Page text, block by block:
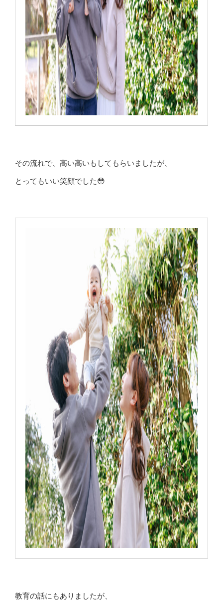
その流れで、高い高いもしてもらいましたが、
とってもいい笑顔でした😳
教育の話にもありましたが、